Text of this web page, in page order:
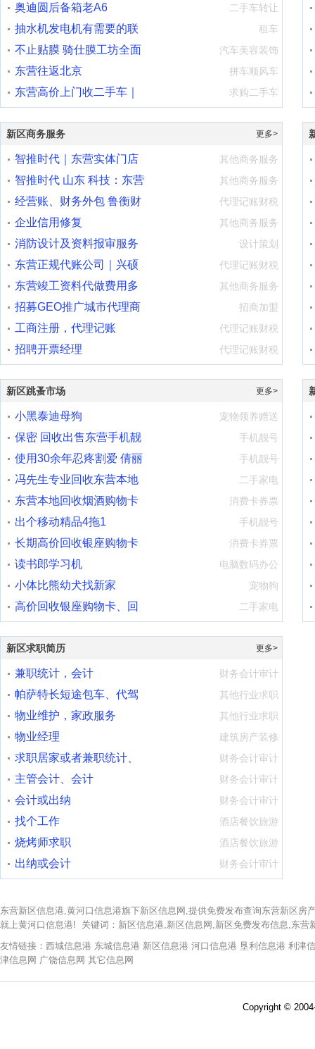
奥迪圆后备箱老A6 二手车转让
抽水机发电机有需要的联
系我150660
租车
不止贴膜 骑仕膜工坊全面
升级，意
汽车美容装饰
东营往返北京 拼车顺风车
东营高价上门收二手车｜
求购二手车
新区商务服务 更多>
智推时代｜东营实体门店
AI 合规流
其他商务服务
智推时代 山东 科技：东营
本土专业
其他商务服务
经营账、财务外包 鲁衡财
税品质服
代理记账财税
企业信用修复 其他商务服务
消防设计及资料报审服务 设计策划
东营正规代账公司｜兴硕
财务 本地
代理记账财税
东营竣工资料代做费用多
少？东营筑
其他商务服务
招募GEO推广城市代理商 招商加盟
工商注册，代理记账 代理记账财税
招聘开票经理 代理记账财税
新区跳蚤市场 更多>
小黑泰迪母狗 宠物领养赠送
保密 回收出售东营手机靓
号
手机靓号
使用30余年忍疼割爱 倩丽
座机号转
手机靓号
冯先生专业回收东营本地
烟酒购物卡
二手家电
东营本地回收烟酒购物卡
1302060810
消费卡券票
出个移动精品4拖1 手机靓号
长期高价回收银座购物卡
山东一卡
消费卡券票
读书郎学习机 电脑数码办公
小体比熊幼犬找新家 宠物狗
高价回收银座购物卡、回
二手家电
新区求职简历 更多>
兼职统计，会计 财务会计审计
帕萨特长短途包车、代驾
服务
其他行业求职
物业维护，家政服务 其他行业求职
物业经理 建筑房产装修
求职居家或者兼职统计、
会计代理记
财务会计审计
主管会计、会计 财务会计审计
会计或出纳 财务会计审计
找个工作 酒店餐饮旅游
烧烤师求职 酒店餐饮旅游
出纳或会计 财务会计审计
东营新区信息港,黄河口信息港旗下新区信息网,提供免费发布查询东营新区
就上黄河口信息港! 关键词：新区信息港,新区信息网,新区免费发布信息,东营
友情链接： 西城信息港 东城信息港 新区信息港 河口信息港 垦利信息港 利津
津信息网 广饶信息网 其它信息网
Copyright ©